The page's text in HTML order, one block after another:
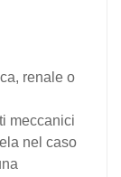
renale o
meccanici
nel caso